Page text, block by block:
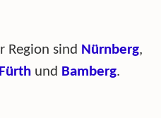
Region sind Nürnberg,
Fürth und Bamberg.